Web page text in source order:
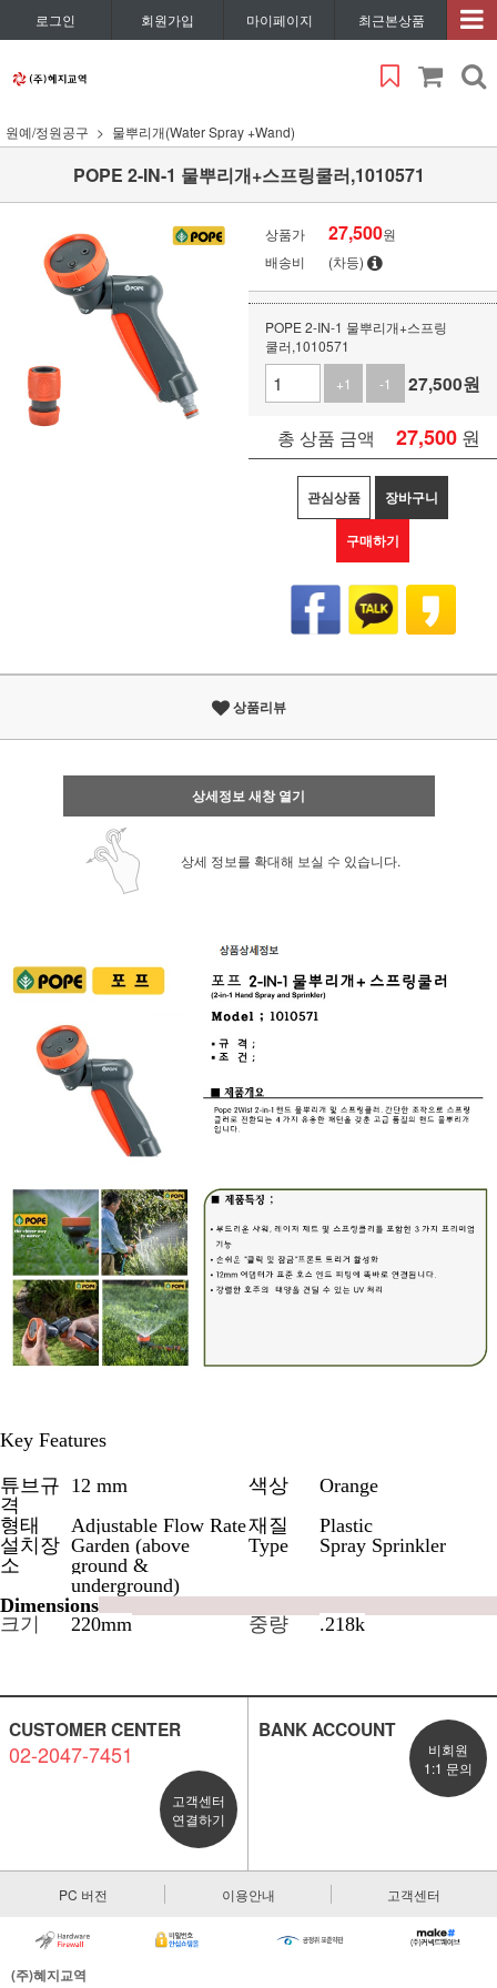
로그인 회원가입 마이페이지 최근본상품
원예/정원공구 물뿌리개(Water Spray +Wand)
POPE 2-IN-1 물뿌리개+스프링쿨러,1010571
상품가 27,500원
배송비
(차등)
POPE 2-IN-1 물뿌리개+스프링
쿨러,1010571
+1
-1 27,500원
총 상품 금액 27,500 원
관심상품 장바구니
구매하기
상품리뷰
상세정보 새창 열기
상세 정보를 확대해 보실 수 있습니다.
Key Features
튜브규
격
12 mm 색상
Orange
형태
Adjustable Flow Rate재질
Plastic
설치장
소
Garden (above
ground &
underground)
Type Spray Sprinkler
Dimensions
크기
220mm 중량 .218k
CUSTOMER CENTER
02-2047-7451
고객센터
연결하기
BANK ACCOUNT
비회원
1:1 문의
PC 버전 이용안내 고객센터
(주)혜지교역